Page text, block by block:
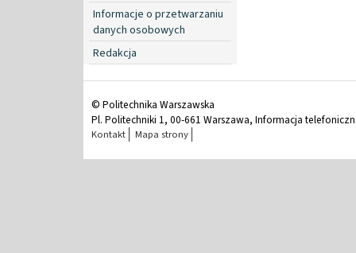
Informacje o przetwarzaniu
danych osobowych
Redakcja
© Politechnika Warszawska
Pl. Politechniki 1, 00-661 Warszawa, Informacja
Kontakt Mapa strony